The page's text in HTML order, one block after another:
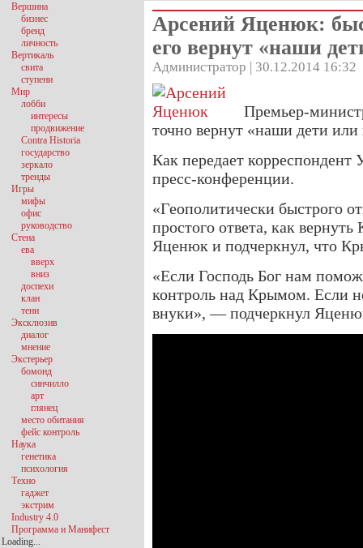
Арсений Яценюк:
его вернут «наши
Администратор | 30.12.2014 16:32
Премьер-
точно вернут «наши дети или
Как передает
пресс-конференции.
«Геополитически быстрого
простого ответа, как
Яценюк и подчеркнул, что
«Если Господь Бог нам
контроль над Крымом. Если
внуки», — подчеркнул
Вершина
бизнес
бренд
личность
Вертикаль
свита
ступени
Мир
лобби
интересы
продвижение
Contra Historia
государство
зеркало
тренды
Игры
мифы
офис
руководство
Стена
ева
вверх
вниз
доспехи
клан
тени
Эксклюзив
диалог
мнение
Экстерьер
бомонд
синчилло
арт
глянец
место обитания
фейс контроль
Наука
генетика
психология
Техно
гаджет
экстрим
Industry 4.0
Программа и Манифест
Loading...